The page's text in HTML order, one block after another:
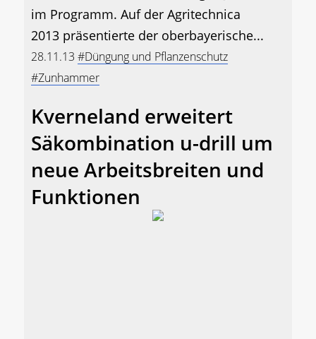
im Programm. Auf der Agritechnica
2013 präsentierte der oberbayerische...
28.11.13 #Düngung und Pflanzenschutz
#Zunhammer
Kverneland erweitert
Säkombination u-drill um
neue Arbeitsbreiten und
Funktionen